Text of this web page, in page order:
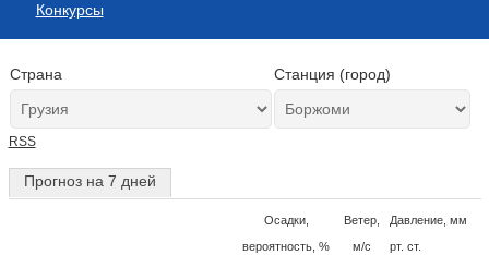
Конкурсы
Страна Станция (город)
RSS
Прогноз на 7 дней
Осадки,
вероятность, %
Ветер,
м/с
Давление, мм
рт. ст.